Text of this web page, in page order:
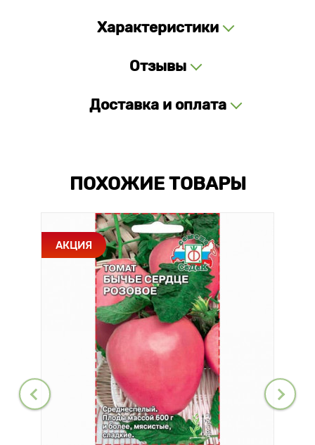
Характеристики
Отзывы
Доставка и оплата
ПОХОЖИЕ ТОВАРЫ
АКЦИЯ